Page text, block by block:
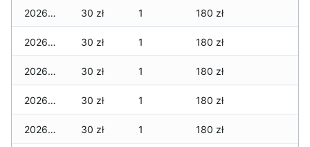
2026-02-06 30 zł 1 180 zł
2026-02-05 30 zł 1 180 zł
2026-02-04 30 zł 1 180 zł
2026-02-03 30 zł 1 180 zł
2026-02-02 30 zł 1 180 zł